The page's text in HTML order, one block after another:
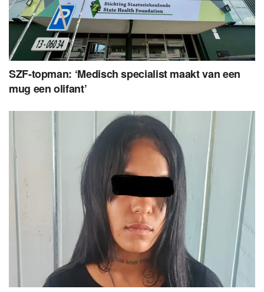
SZF-topman: ‘Medisch specialist maakt van een
mug een olifant’